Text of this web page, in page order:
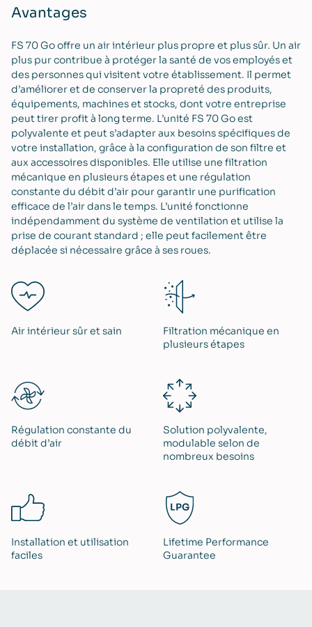
Avantages
FS 70 Go offre un air intérieur plus propre et plus sûr. Un air
plus pur contribue à protéger la santé de vos employés et
des personnes qui visitent votre établissement. Il permet
d’améliorer et de conserver la propreté des produits,
équipements, machines et stocks, dont votre entreprise
peut tirer profit à long terme. L’unité FS 70 Go est
polyvalente et peut s’adapter aux besoins spécifiques de
votre installation, grâce à la configuration de son filtre et
aux accessoires disponibles. Elle utilise une filtration
mécanique en plusieurs étapes et une régulation
constante du débit d’air pour garantir une purification
efficace de l’air dans le temps. L’unité fonctionne
indépendamment du système de ventilation et utilise la
prise de courant standard ; elle peut facilement être
déplacée si nécessaire grâce à ses roues.
Air intérieur sûr et sain
Filtration mécanique en
plusieurs étapes
Régulation constante du
débit d’air
Solution polyvalente,
modulable selon de
nombreux besoins
Installation et utilisation
faciles
Lifetime Performance
Guarantee